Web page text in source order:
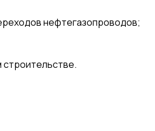
нефтегазопроводов;